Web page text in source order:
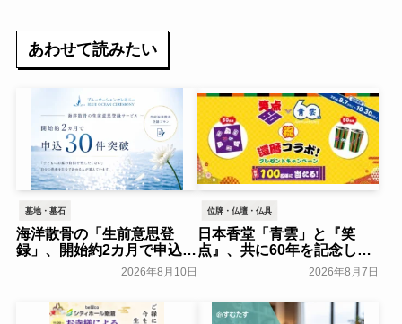
あわせて読みたい
墓地・墓石
海洋散骨の「生前意思登
録」、開始約2カ月で申込
30件を突破～ハウスボート
2026年8月10日
位牌・仏壇・仏具
日本香堂「青雲」と『笑
点』、共に60年を記念した
初コラボ！オリジナルグッ
ズのプレゼントキャンペー
ンを実施～日本香堂～
一般公開
2026年8月7日